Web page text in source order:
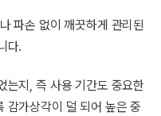
파손 없이 깨끗하게 관리된
다.
는지, 즉 사용 기간도 중요한
감가상각이 덜 되어 높은 중